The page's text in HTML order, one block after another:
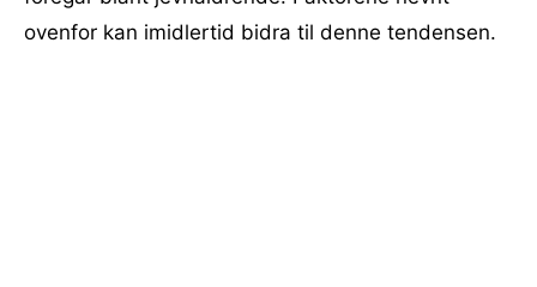
ovenfor kan imidlertid bidra til denne tendensen.